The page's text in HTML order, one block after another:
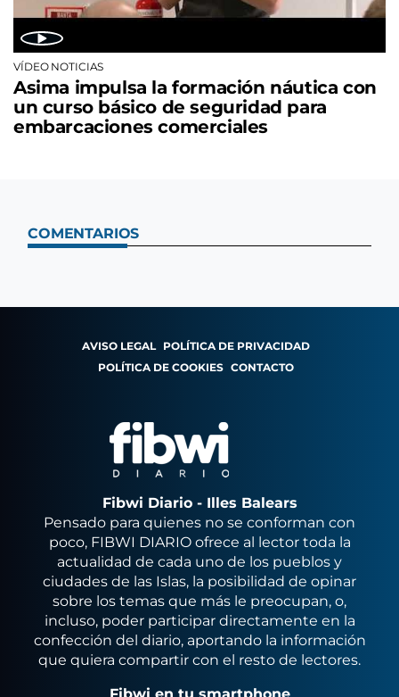
VÍDEO NOTICIAS
Asima impulsa la formación náutica con
un curso básico de seguridad para
embarcaciones comerciales
COMENTARIOS
AVISO LEGAL POLÍTICA DE PRIVACIDAD
POLÍTICA DE COOKIES CONTACTO
Fibwi Diario - Illes Balears
Pensado para quienes no se conforman con
poco, FIBWI DIARIO ofrece al lector toda la
actualidad de cada uno de los pueblos y
ciudades de las Islas, la posibilidad de opinar
sobre los temas que más le preocupan, o,
incluso, poder participar directamente en la
confección del diario, aportando la información
que quiera compartir con el resto de lectores.